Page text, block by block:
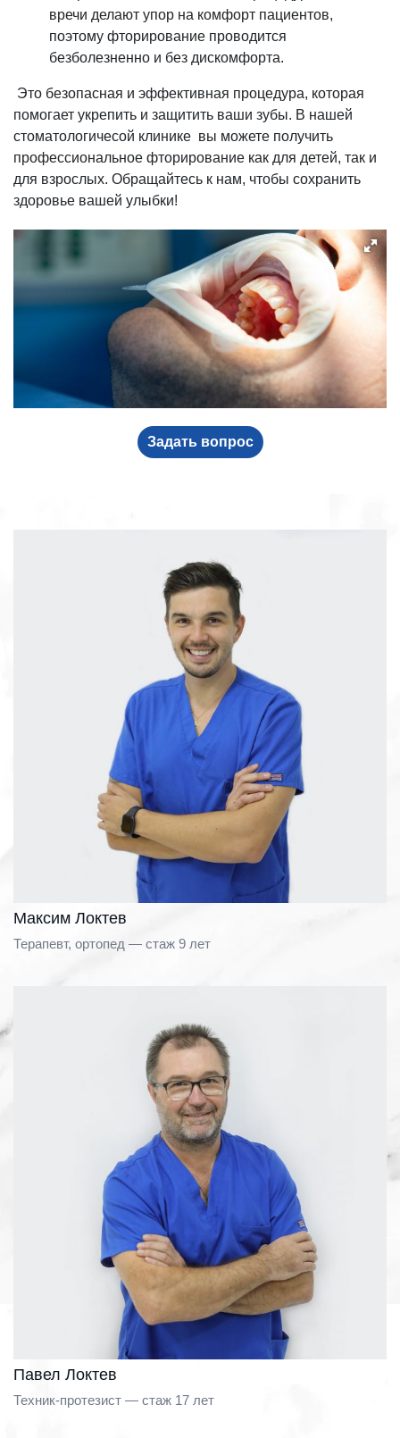
вречи делают упор на комфорт пациентов,
поэтому фторирование проводится
безболезненно и без дискомфорта.
Это безопасная и эффективная процедура, которая
помогает укрепить и защитить ваши зубы. В нашей
стоматологичесой клинике вы можете получить
профессиональное фторирование как для детей, так и
для взрослых. Обращайтесь к нам, чтобы сохранить
здоровье вашей улыбки!
Задать вопрос
Максим Локтев
Терапевт, ортопед — стаж 9 лет
Павел Локтев
Техник-протезист — стаж 17 лет